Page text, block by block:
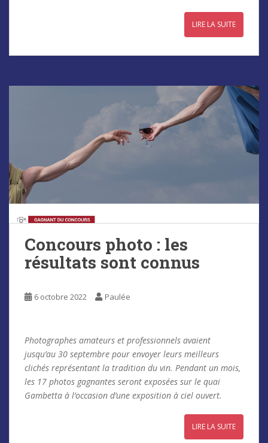
LIRE LA SUITE
Concours photo : les
résultats sont connus
6 octobre 2022 Paulée
Photographes amateurs et professionnels avaient
jusqu’au 30 septembre pour envoyer leurs meilleurs
clichés représentant la tradition du vin. Pendant un mois,
les 17 photos gagnantes seront exposées sur le quai
Gambetta à l’occasion d’une exposition à ciel ouvert.
LIRE LA SUITE